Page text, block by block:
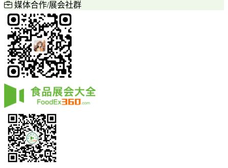
媒体合作/展会社群